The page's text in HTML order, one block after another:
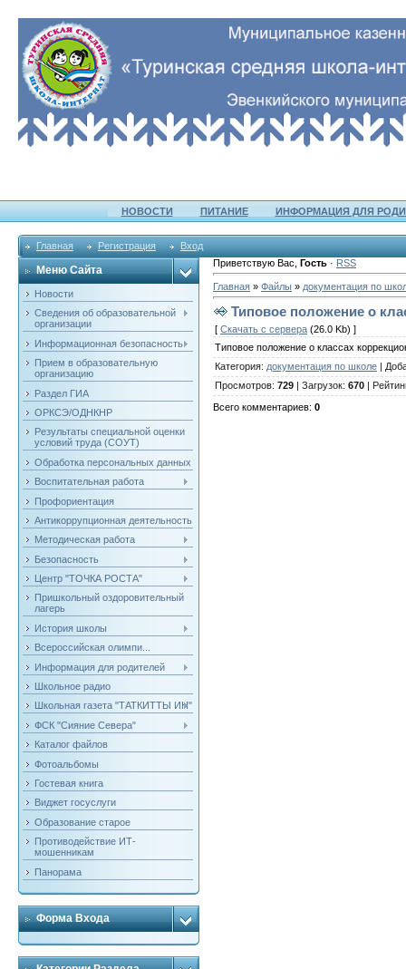
НОВОСТИ ПИТАНИЕ ИНФОРМАЦИЯ ДЛЯ
Главная Регистрация Вход
Меню Сайта
Новости
Сведения об образовательной
организации
Информационная безопасность
Прием в образовательную
организацию
Раздел ГИА
ОРКСЭ/ОДНКНР
Результаты специальной оценки
условий труда (СОУТ)
Обработка персональных данных
Воспитательная работа
Профориентация
Антикоррупционная деятельность
Методическая работа
Безопасность
Центр "ТОЧКА РОСТА"
Пришкольный оздоровительный
лагерь
История школы
Всероссийская олимпи...
Информация для родителей
Школьное радио
Школьная газета "ТАТКИТТЫ ИН"
ФСК "Сияние Севера"
Каталог файлов
Фотоальбомы
Гостевая книга
Виджет госуслуги
Образование старое
Противодействие ИТ-
мошенникам
Панорама
Форма Входа
Приветствую Вас Гость · RSS
Главная » Файлы » документация по
Типовое положение о
[ Скачать с сервера (26.0 Kb) ]
Типовое положение о классах
Категория: документация по школе
Просмотров: 729 Загрузок: 670
Всего комментариев: 0